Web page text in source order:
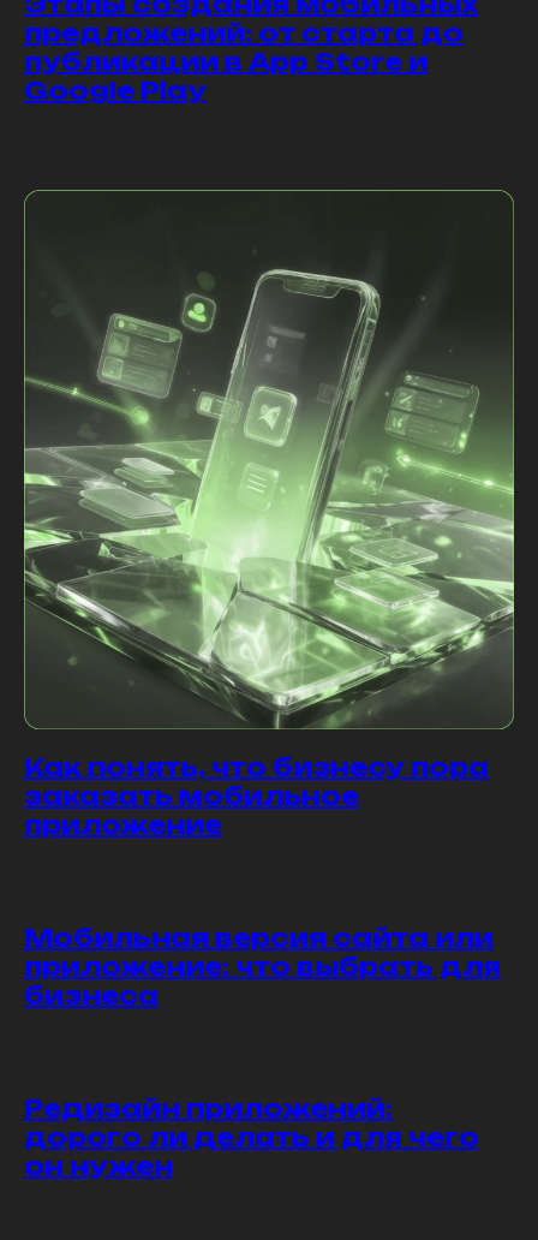
предложений: от старта до
публикации в App Store и
Google Play
Как понять, что бизнесу пора
заказать мобильное
приложение
Мобильная версия сайта или
приложение: что выбрать для
бизнеса
Редизайн приложений:
дорого ли делать и для чего
он нужен